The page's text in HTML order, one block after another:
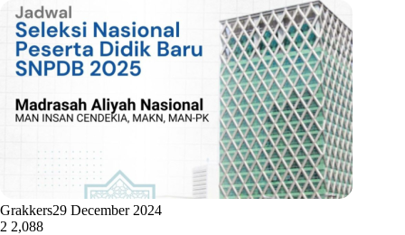
Grakkers29 December 2024
2 2,088